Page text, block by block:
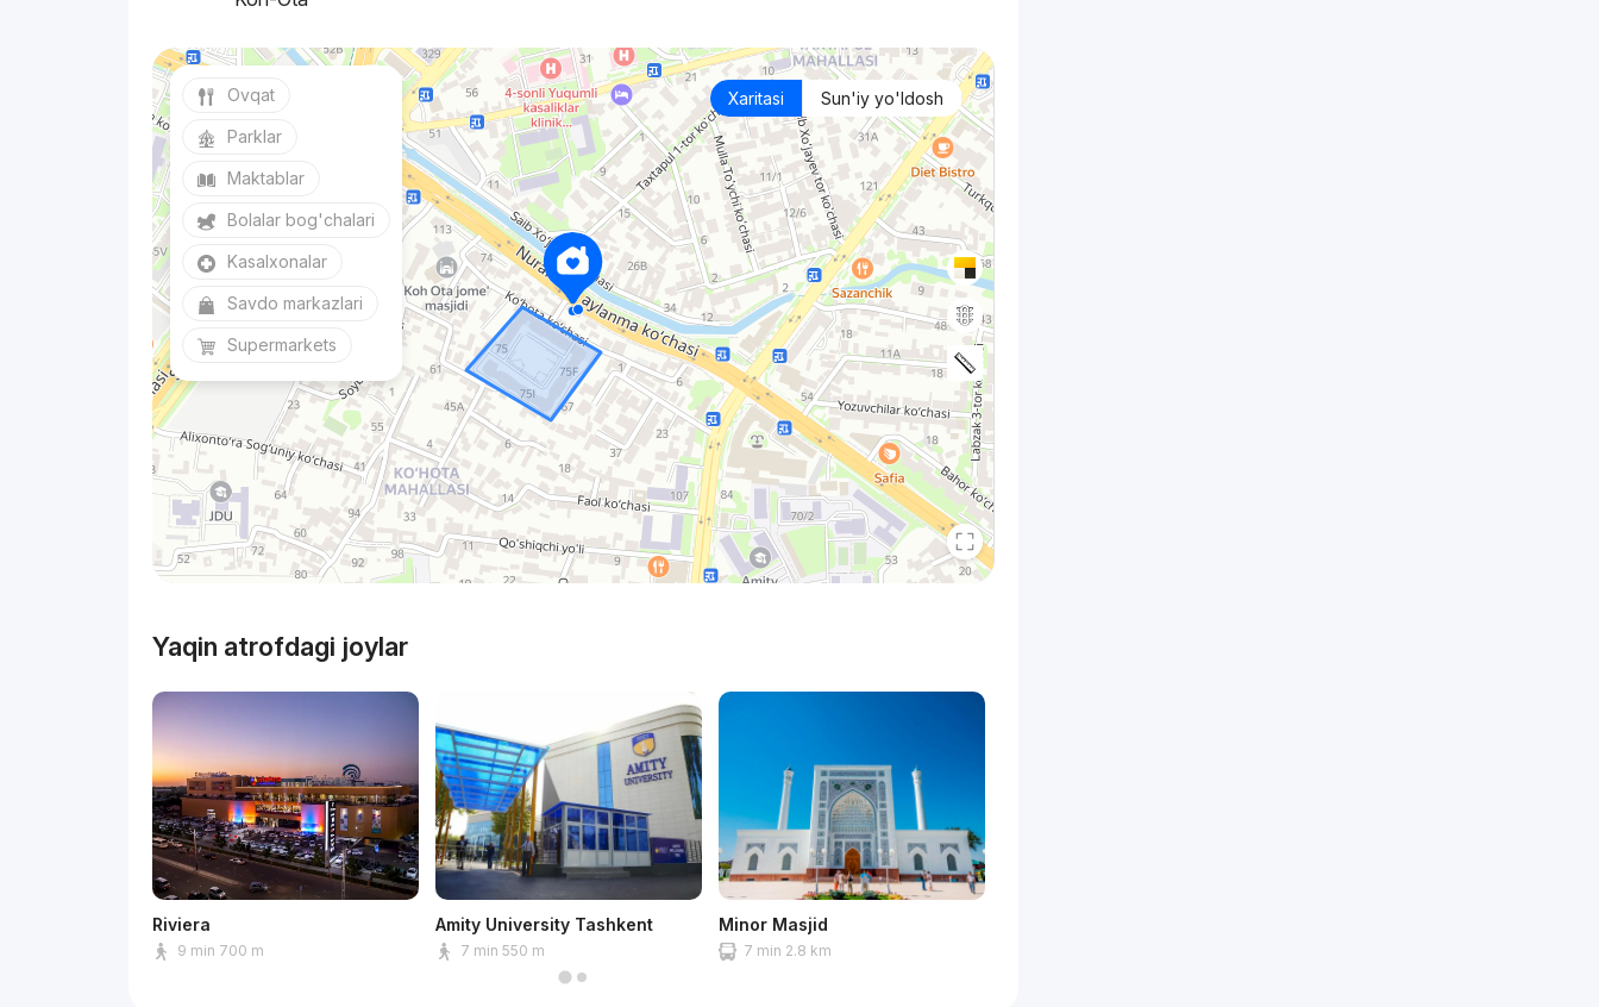
Xaritasi Sun'iy yo'ldosh
Ovqat
Parklar
Maktablar
Bolalar bog'chalari
Kasalxonalar
Savdo markazlari
Supermarkets
Yaqin atrofdagi joylar
Riviera
9 min 700 m
Amity University Tashkent
7 min 550 m
Minor Masjid
7 min 2.8 km